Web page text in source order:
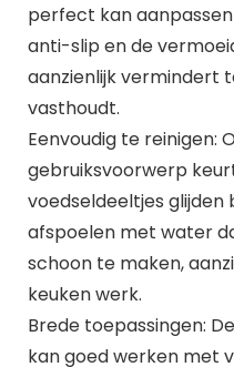
perfect kan
anti-slip en de
aanzienlijk vermindert
vasthoudt.
Eenvoudig te reinigen:
gebruiksvoorwerp
voedseldeeltjes
afspoelen met water
schoon te maken,
keuken werk.
Brede toepassingen:
kan goed werken met